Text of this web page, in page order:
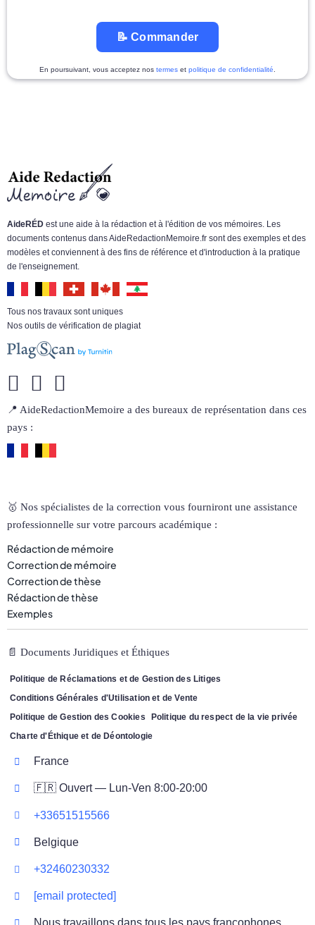
📝 Commander
En poursuivant, vous acceptez nos termes et politique de confidentialité
AideRÉD est une aide à la rédaction et à l'édition de vos mémoires. Les
documents contenus dans AideRedactionMemoire.fr sont des exemples et des
modèles et conviennent à des fins de référence et d'introduction à la pratique
de l'enseignement.
Tous nos travaux sont uniques
Nos outils de vérification de plagiat
📍 AideRedactionMemoire a des bureaux de représentation dans ces
pays :
🥇 Nos spécialistes de la correction vous fourniront une assistance
professionnelle sur votre parcours académique :
Rédaction de mémoire
Correction de mémoire
Correction de thèse
Rédaction de thèse
Exemples
📄 Documents Juridiques et Éthiques
Politique de Réclamations et de Gestion des Litiges
Conditions Générales d'Utilisation et de Vente
Politique de Gestion des Cookies
Politique du respect de la vie privée
Charte d'Éthique et de Déontologie
France
🇫🇷 Ouvert — Lun-Ven 8:00-20:00
+33651515566
Belgique
+32460230332
[email protected]